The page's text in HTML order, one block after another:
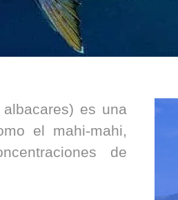
es una
el mahi-mahi,
de